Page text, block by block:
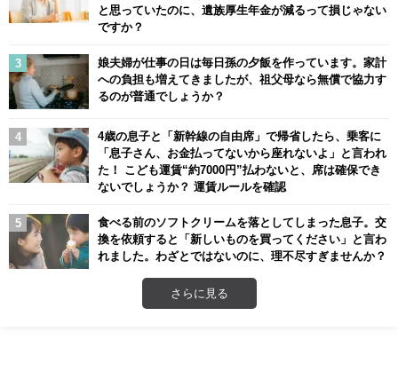
と思っていたのに、遺族厚生年金が減るって損じゃない
ですか？
娘夫婦が仕事の日は毎日孫の夕飯を作っています。家計
への負担も増えてきましたが、祖父母なら無償で協力す
るのが普通でしょうか？
4歳の息子と「新幹線の自由席」で帰省したら、乗客に
「息子さん、お金払ってないから座れないよ」と言われ
た！ こども運賃“約7000円”払わないと、席は確保でき
ないでしょうか？ 運賃ルールを確認
食べる前のソフトクリームを落としてしまった息子。交
換を依頼すると「新しいものを買ってください」と言わ
れました。わざとではないのに、理不尽すぎませんか？
さらに見る